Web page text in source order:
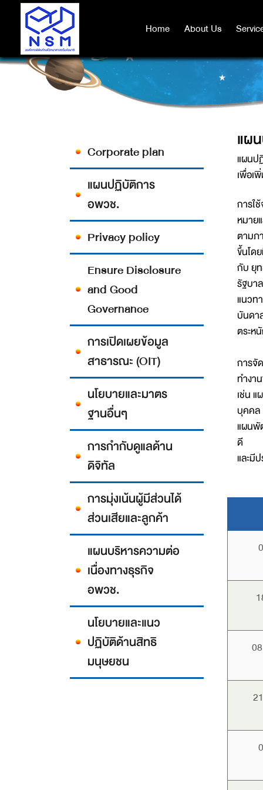
Home About Us Service
Home About Us
Corporate plan
แผนปฏิบัติการ
อพวช.
Privacy policy
Ensure Disclosure
and Good
Governance
การเปิดเผยข้อมูล
สาธารณะ (OIT)
นโยบายและมาตร
ฐานอื่นๆ
การกำกับดูแลด้าน
ดิจิทัล
การมุ่งเน้นผู้มีส่วนได้
ส่วนเสียและลูกค้า
แผนบริหารความต่อ
เนื่องทางธุรกิจ
อพวช.
นโยบายและแนว
ปฏิบัติด้านสิทธิ
มนุษยชน
แผ
แผนป
เพื่อเ
การใ
หมาย
ตามภ
ขึ้นโด
กับ ยุ
รัฐบา
แนวท
บันดา
ตระห
การจั
ทำงา
เช่น
บุคคล
แผนพั
ดี
และมี